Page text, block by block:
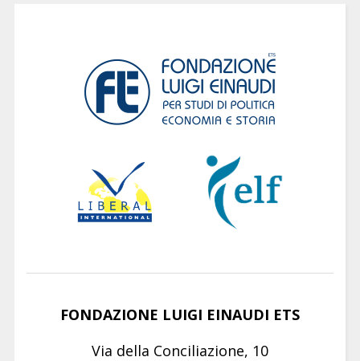
FONDAZIONE LUIGI EINAUDI ETS
Via della Conciliazione, 10